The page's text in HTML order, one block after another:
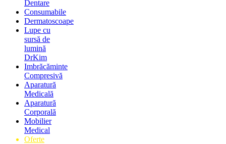
Dentare
Consumabile
Dermatoscoape
Lupe cu
sursă de
lumină
DrKim
Imbrăcăminte
Compresivă
Aparatură
Medicală
Aparatură
Corporală
Mobilier
Medical
Oferte